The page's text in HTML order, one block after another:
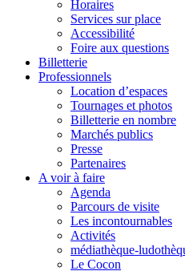
Horaires
Services sur place
Accessibilité
Foire aux questions
Billetterie
Professionnels
Location d’espaces
Tournages et photos
Billetterie en nombre
Marchés publics
Presse
Partenaires
A voir à faire
Agenda
Parcours de visite
Les incontournables
Activités
médiathèque-
Le Cocon